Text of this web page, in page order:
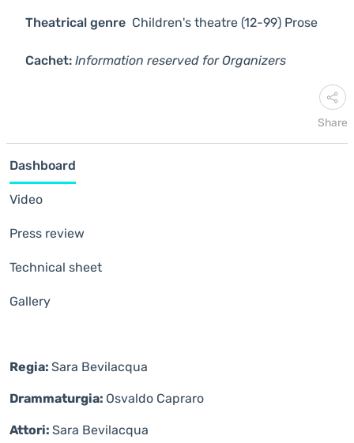
Theatrical genre Children's theatre (12-99) Prose
Cachet: Information reserved for Organizers
Share
Dashboard
Video
Press review
Technical sheet
Gallery
Regia: Sara Bevilacqua
Drammaturgia: Osvaldo Capraro
Attori: Sara Bevilacqua